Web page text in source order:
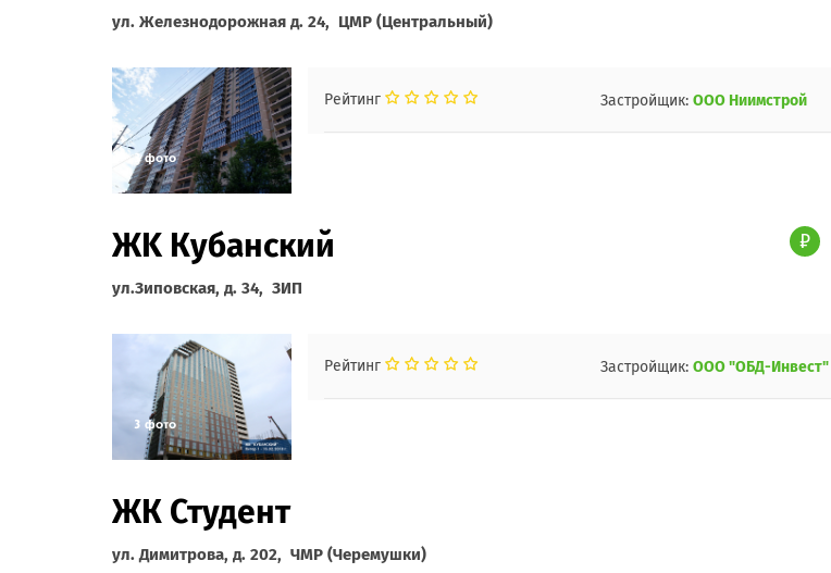
ул. Железнодорожная д. 24, ЦМР (Центральный)
Рейтинг Застройщик:ООО Ниимстрой
ЖK Кубанский
ул.Зиповская, д. 34, ЗИП
Рейтинг Застройщик:ООО "ОБД-Инвест"
ЖК Студент
ул. Димитрова, д. 202, ЧМР (Черемушки)